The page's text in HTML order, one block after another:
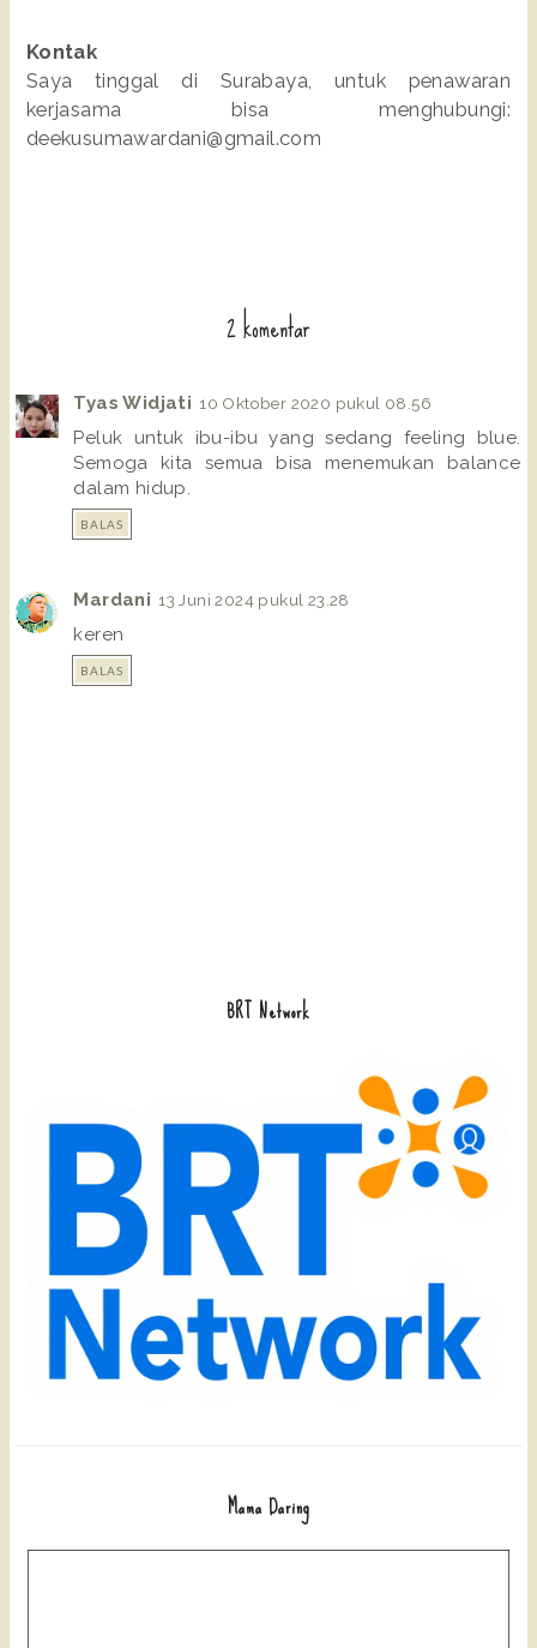
Kontak
Saya tinggal di Surabaya, untuk penawaran
kerjasama bisa menghubungi:
deekusumawardani@gmail.com
2 komentar
Tyas Widjati 10 Oktober 2020 pukul 08.56
Peluk untuk ibu-ibu yang sedang feeling blue.
Semoga kita semua bisa menemukan balance
dalam hidup.
BALAS
Mardani 13 Juni 2024 pukul 23.28
keren
BALAS
BRT Network
Mama Daring